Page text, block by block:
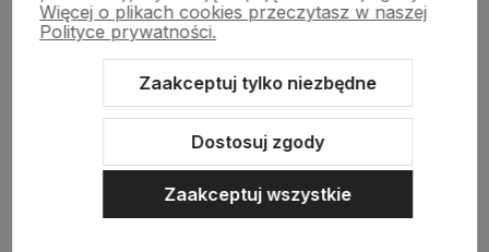
Informacje
Więcej o plikach cookies przeczytasz w naszej
Polityce prywatności.
Zaakceptuj tylko niezbędne
Dostosuj zgody
Zaakceptuj wszystkie